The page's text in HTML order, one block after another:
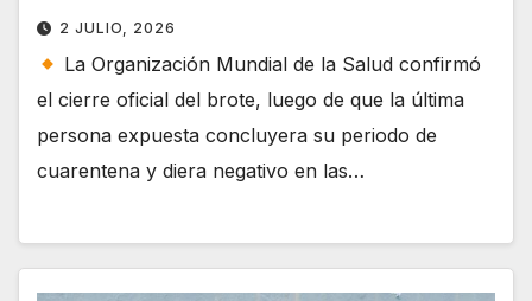
2 JULIO, 2026
La Organización Mundial de la Salud confirmó
el cierre oficial del brote, luego de que la última
persona expuesta concluyera su periodo de
cuarentena y diera negativo en las…